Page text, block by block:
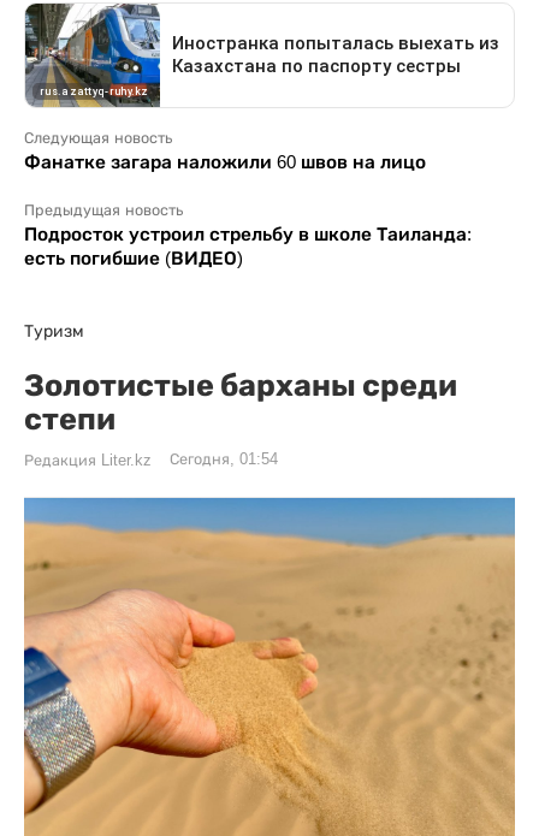
Следующая новость
Фанатке загара наложили 60 швов на лицо
Предыдущая новость
Подросток устроил стрельбу в школе Таиланда:
есть погибшие (ВИДЕО)
Туризм
Золотистые барханы среди
степи
Редакция Liter.kz Сегодня, 01:54